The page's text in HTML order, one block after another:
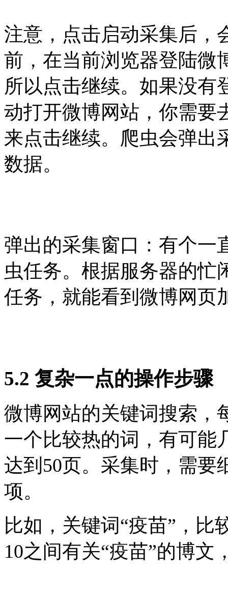
注意，点击启动采集后，
前，在当前浏览器登陆微
所以点击继续。如果没有
动打开微博网站，你需要
来点击继续。爬虫会弹出
数据。
弹出的采集窗口：有个一
虫任务。根据服务器的忙
任务，就能看到微博网页
5.2 复杂一点的操作步骤
微博网站的关键词搜索，
一个比较热的词，有可能
达到50页。采集时，需要
项。
比如，关键词“疫苗”，比
10之间有关“疫苗”的博文